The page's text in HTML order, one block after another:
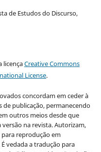
de Estudos do Discurso,
licençaCreative Commons
License.
concordam em ceder à
de publicação, permanecendo
outros meios desde que
na revista. Autorizam,
reprodução em
vedada a tradução para